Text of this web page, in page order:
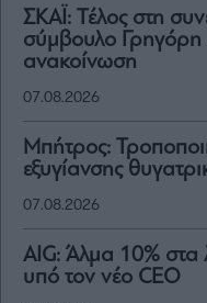
ΣΚΑΪ: Τέλος στη
σύμβουλο
ανακοίνωση
07.08.2026
Μπήτρος:
εξυγίανσης
07.08.2026
AIG: Άλμα 10% στα
υπό τον νέο CEO